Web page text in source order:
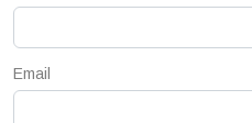
Email